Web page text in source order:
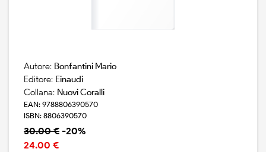
Autore: Bonfantini Mario
Editore: Einaudi
Collana: Nuovi Coralli
EAN: 9788806390570
ISBN: 8806390570
30.00 € -20%
24.00 €